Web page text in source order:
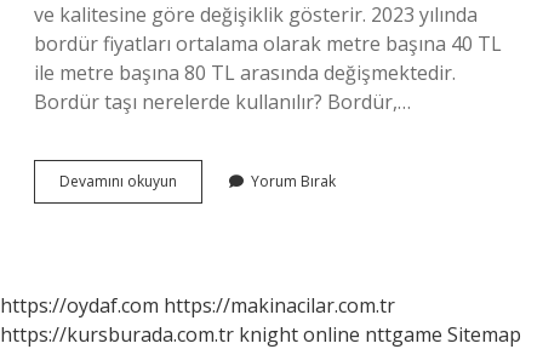
ve kalitesine göre değişiklik gösterir. 2023 yılında
bordür fiyatları ortalama olarak metre başına 40 TL
ile metre başına 80 TL arasında değişmektedir.
Bordür taşı nerelerde kullanılır? Bordür,…
Devamını okuyun
Bordür
Yorum Bırak
https://oydaf.com https://makinacilar.com.tr
https://kursburada.com.tr knight online nttgame Sitemap